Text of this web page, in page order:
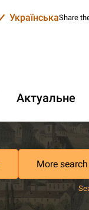
УкраїнськаShare
Актуальне
More